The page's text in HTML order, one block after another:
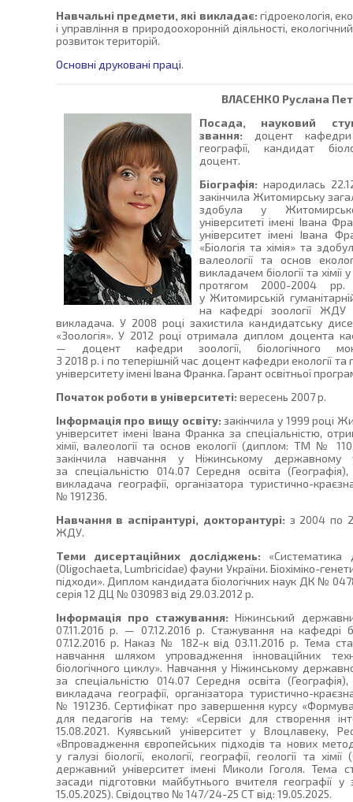
Навчальні предмети, які викладає: гідроекологія,
і управління в природоохоронній діяльності,
розвиток територій.
Основні друковані праці.
ВЛАСЕНКО Руслана
Посада, науковий
звання: доцент кафедри
географії, кандидат
доцент.
Біографія: народилась
закінчила Житомирську
здобула у
університеті імені Івана
університет імені Івана
«Біологія та хімія» та
валеології та основ
викладачем біології та
протягом 2000-2004
у Житомирській
на кафедрі зоології ЖДУ
викладача. У 2008 році захистила кандидатську
«Зоологія». У 2012 році отримала диплом доцента
— доцент кафедри зоології, біологічного
З 2018 р. і по теперішній час доцент кафедри екології
університету імені Івана Франка. Гарант освітньої
Початок роботи в університеті: вересень 2007 р.
Інформація про вищу освіту: закінчила у 1999 році
університет імені Івана Франка за спеціальністю,
хімії, валеології та основ екології (диплом: ТМ №
закінчила навчання у Ніжинському державному
за спеціальністю 014.07 Середня освіта
викладача географії, організатора туристично-
№ 191236.
Навчання в аспірантурі, докторантурі: з 2004 по
ЖДУ.
Теми дисертаційних досліджень:
(Oligochaeta, Lumbricidae) фауни України. Біохіміко-
підходи». Диплом кандидата біологічних наук ДК №
серія 12 ДЦ № 030983 від 29.03.2012 р.
Інформація про стажування: Ніжинський
07.11.2016 р. — 07.12.2016 р. Стажування на кафедрі
07.12.2016 р. Наказ № 182-к від 03.11.2016 р. Тема
навчання шляхом упровадження інноваційних
біологічного циклу». Навчання у Ніжинському
за спеціальністю 014.07 Середня освіта
викладача географії, організатора туристично-
№ 191236. Сертифікат про завершення курсу
для педагогів на тему: «Сервіси для створення
15.08.2021. Куявський університет у Влоцлавеку,
«Впровадження європейських підходів та нових
у галузі біології, екології, географії, геології та
державний університет імені Миколи Гоголя. Тема
засади підготовки майбутнього вчителя географії
15.05.2025). Свідоцтво № 147/24-25 СТ від: 19.05.2025.